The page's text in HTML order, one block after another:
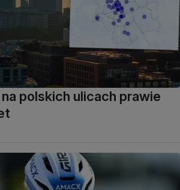
polskich ulicach prawie